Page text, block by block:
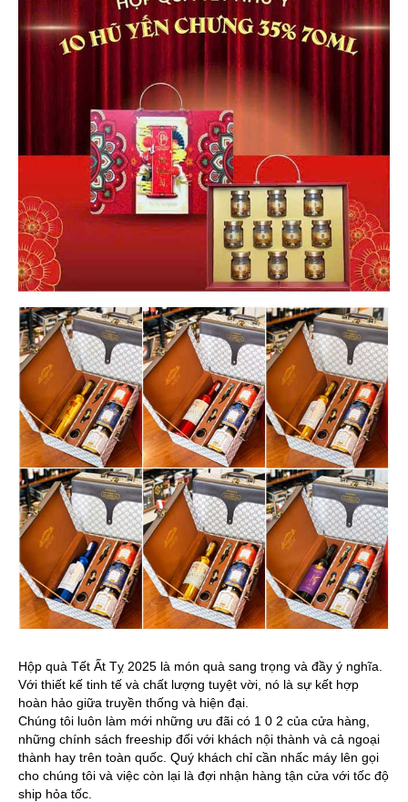
Hộp quà Tết Ất Tỵ 2025 là món quà sang trọng và đầy ý nghĩa.
Với thiết kế tinh tế và chất lượng tuyệt vời, nó là sự kết hợp
hoàn hảo giữa truyền thống và hiện đại.
Chúng tôi luôn làm mới những ưu đãi có 1 0 2 của cửa hàng,
những chính sách freeship đối với khách nội thành và cả ngoại
thành hay trên toàn quốc. Quý khách chỉ cần nhấc máy lên gọi
cho chúng tôi và việc còn lại là đợi nhận hàng tận cửa với tốc độ
ship hỏa tốc.